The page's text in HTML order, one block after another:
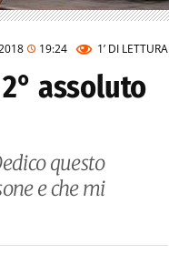
19:24 1’ DI LETTURA
assoluto
questo
e che mi